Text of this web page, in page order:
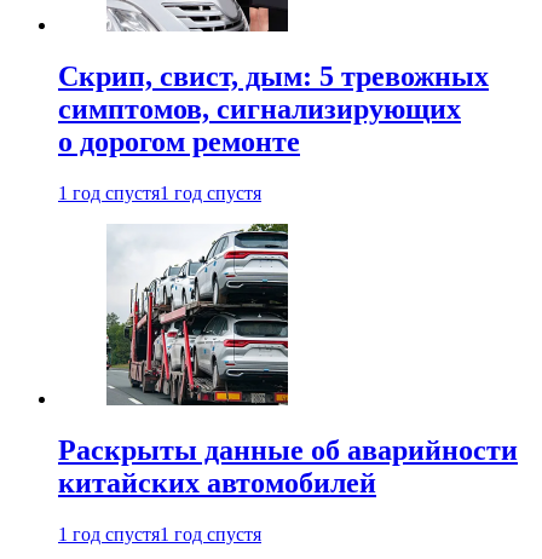
Скрип, свист, дым: 5 тревожных
симптомов, сигнализирующих
о дорогом ремонте
1 год спустя1 год спустя
Раскрыты данные об аварийности
китайских автомобилей
1 год спустя1 год спустя